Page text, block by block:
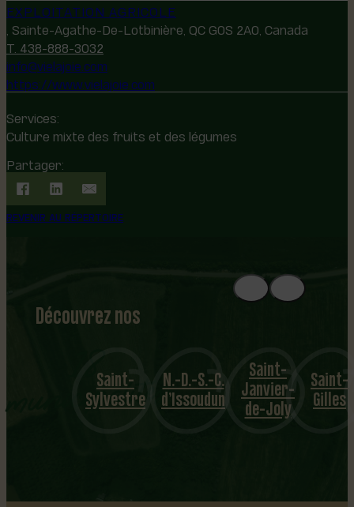
EXPLOITATION AGRICOLE
, Sainte-Agathe-De-Lotbinière, QC G0S 2A0, Canada
T. 438-888-3032
info@vielajoie.com
https://www.vielajoie.com
Services:
Culture mixte des fruits et des légumes
Partager:
REVENIR AU RÉPERTOIRE
Découvrez nos
1
8
mu
nicipalités
N.-D.-S.-C.
d’Issoudun
Saint-
Janvier-
de-Joly
Saint-
Gilles
Sainte-
Croix